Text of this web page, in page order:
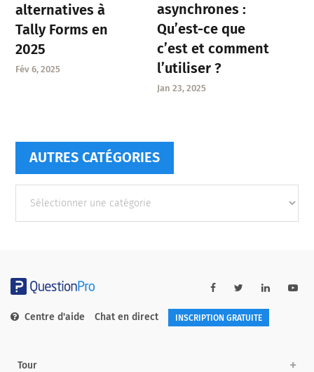
alternatives à
Tally Forms en
2025
Fév 6, 2025
asynchrones :
Qu’est-ce que
c’est et comment
l’utiliser ?
Jan 23, 2025
AUTRES CATÉGORIES
catégories
Centre d'aide Chat en direct INSCRIPTION GRATUITE
Tour